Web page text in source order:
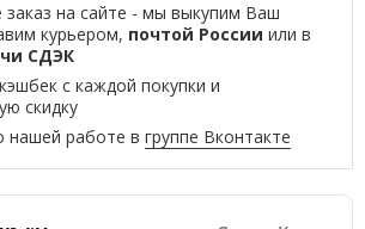
на сайте - мы выкупим Ваш
курьером, почтой России или в
СДЭК
с каждой покупки и
скидку
нашей работе вгруппе Вконтакте